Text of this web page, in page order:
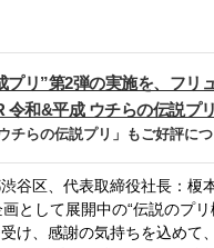
プリ”第2弾の実施を、フリ
令和&平成 ウチらの伝説プ
チらの伝説プリ」もご好評に
谷区、代表取締役社長：榎
として展開中の“伝説のプ
け、感謝の気持ちを込めて